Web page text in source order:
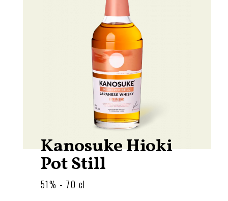
Kanosuke Hioki
Pot Still
51% - 70 cl